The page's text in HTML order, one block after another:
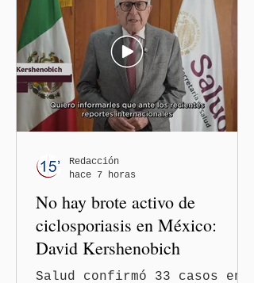
comentarios que emitieron
en el podcast "DesCasadas"
contra las personas adultas
mayores no pueden
justificarse como una
simple opinión o una broma.
No hay brote activo de
ciclosporiasis en México:
David Kershenobich
Salud confirmó 33 casos en
Redacción
hace 7 horas